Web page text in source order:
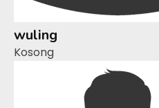
wuling
Kosong